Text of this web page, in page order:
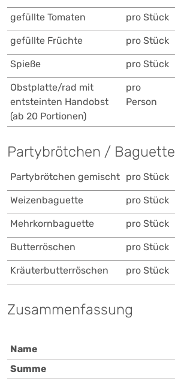
gefüllte Tomaten pro Stück
gefüllte Früchte pro Stück
Spieße pro Stück
Obstplatte/rad mit
entsteinten Handobst
(ab 20 Portionen)
pro
Person
Partybrötchen / Baguette
Partybrötchen gemischt pro Stück
Weizenbaguette pro Stück
Mehrkornbaguette pro Stück
Butterröschen pro Stück
Kräuterbutterröschen pro Stück
Name
Zusammenfassung
Summe